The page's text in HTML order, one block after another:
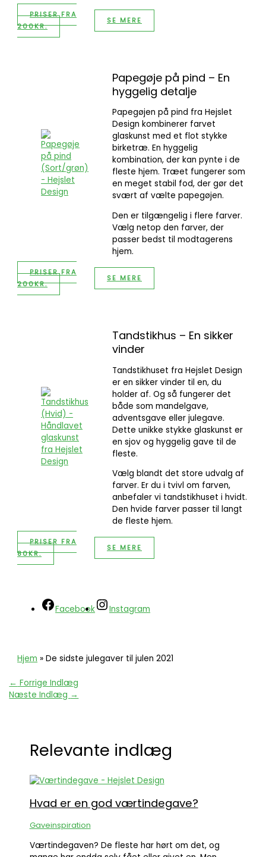
PRISER FRA
200KR.
SE MERE
Papegøje på pind – En
hyggelig detalje
Papegøjen på pind fra Hejslet
Design kombinerer farvet
glaskunst med et flot stykke
birketræ. En hyggelig
kombination, der kan pynte i de
fleste hjem. Træet fungerer som
en meget stabil fod, der gør det
svært af vælte papegøjen.
Den er tilgængelig i flere farver.
Vælg netop den farver, der
passer bedst til modtagerens
hjem.
PRISER FRA
200KR.
SE MERE
Tandstikhus – En sikker
vinder
Tandstikhuset fra Hejslet Design
er en sikker vinder til en, du
holder af. Og så fungerer det
både som mandelgave,
adventsgave eller julegave.
Dette unikke stykke glaskunst er
en sjov og hyggelig gave til de
fleste.
Vælg blandt det store udvalg af
farver. Er du i tvivl om farven,
anbefaler vi tandstikhuset i hvidt.
Den hvide farver passer til langt
de fleste hjem.
PRISER FRA
80KR.
SE MERE
Facebook Instagram
Hjem »De sidste julegaver til julen 2021
← Forrige Indlæg
Næste Indlæg →
Relevante indlæg
Hvad er en god værtindegave?
Gaveinspiration
Værtindegaven? De fleste har hørt om det, og